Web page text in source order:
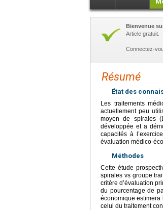
Bienvenue
Article gratuit.
Connectez-
Résumé
État des
Les traitements
actuellement peu
moyen de spirales
développée et a
capacités à
évaluation médico-
Méthodes
Cette étude
spirales vs groupe
critère d’évaluation
du pourcentage de
économique
celui du traitement